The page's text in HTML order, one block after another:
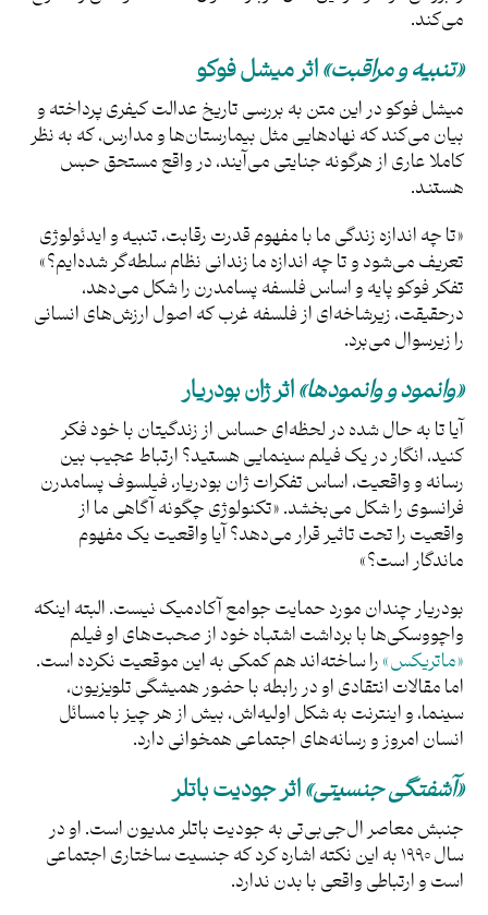
می‌کند.
«تنبیه و مراقبت»اثر میشل فوکو
میشل فوکو در این متن به بررسی تاریخ عدالت کیفری پرداخته و
بیان می‌کند که نهادهایی مثل بیمارستان‌ها و مدارس، که به نظر
کاملا عاری از هرگونه جنایتی می‌آیند، در واقع مستحق حبس
هستند.
«تا چه اندازه زندگی ما با مفهوم قدرت رقابت، تنبیه و ایدئولوژی
تعریف می‌شود و تا چه اندازه ما زندانی نظام سلطه‌گر شده‌ایم؟»
تفکر فوکو پایه و اساس فلسفه پسامدرن را شکل می‌دهد،
درحقیقت، زیر‌شاخه‌ای از فلسفه غرب که اصول ارزش‌های انسانی
را زیرسوال می‌برد.
«وانمود و وانمودها»اثر ژان بودریار
آیا تا به حال شده در لحظه‌ای حساس از زندگیتان با خود فکر
کنید، انگار در یک فیلم سینمایی هستید؟ ارتباط عجیب بین
رسانه و واقعیت، اساس تفکرات ژان بودریار، فیلسوف پسامدرن
فرانسوی را شکل می‌بخشد. «تکنولوژی چگونه آگاهی ما از
واقعیت را تحت‌ تاثیر قرار می‌دهد؟ آیا واقعیت یک مفهوم
ماندگار است؟»
بودریار چندان مورد حمایت جوامع آکادمیک نیست. البته اینکه
واچووسکی‌ها با برداشت اشتباه خود از صحبت‌های او فیلم
«ماتریکس»را ساخته‌اند هم کمکی به این موقعیت نکرده‌ است.
اما مقالات انتقادی او در رابطه با حضور همیشگی تلویزیون،
سینما، و اینترنت به شکل اولیه‌اش، بیش از هر چیز با مسائل
انسان امروز و رسانه‌های اجتماعی همخوانی دارد.
«آشفتگی جنسیتی»اثر جودیت باتلر
جنبش معاصر ال‌جی‌بی‌تی به جودیت باتلر مدیون است. او در
سال ۱۹۹۰ به این نکته اشاره کرد که جنسیت ساختاری اجتماعی
است و ارتباطی واقعی با بدن ندارد.